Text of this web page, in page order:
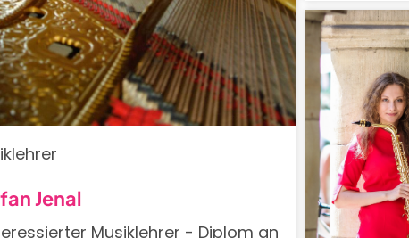
Jenal
Musiklehrer - Diplom an